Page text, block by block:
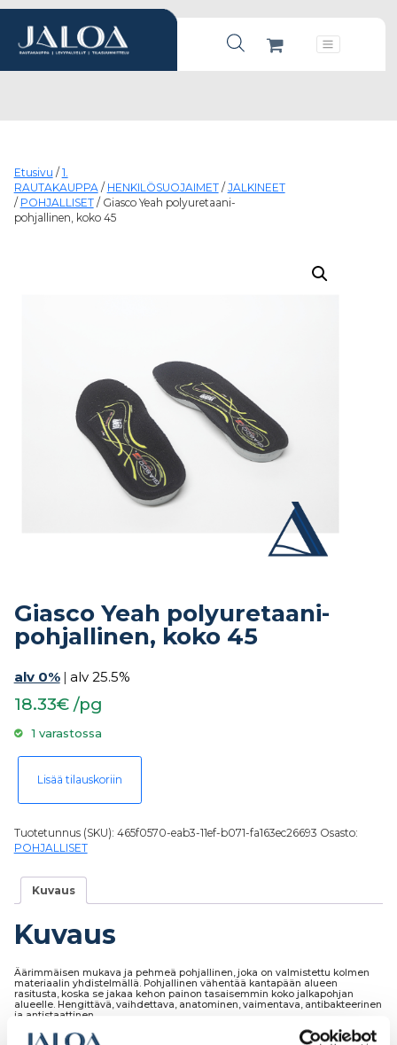
Products search
Päävalikko
Etusivu / 1.
RAUTAKAUPPA/ HENKILÖSUOJAIMET/ JALKINEET
/ POHJALLISET/ Giasco Yeah polyuretaani-
pohjallinen, koko 45
Giasco Yeah polyuretaani-
pohjallinen, koko 45
alv 0% | alv 25.5%
18.33€ /pg
1 varastossa
Giasco Yeah polyuretaani-pohjallinen, koko 45 määrä
Lisää tilauskoriin
Tuotetunnus (SKU): 465f0570-eab3-11ef-b071-fa163ec26693 Osasto:
POHJALLISET
Kuvaus
Kuvaus
Äärimmäisen mukava ja pehmeä pohjallinen, joka on valmistettu kolmen
materiaalin yhdistelmällä. Pohjallinen vähentää kantapään alueen
rasitusta, koska se jakaa kehon painon tasaisemmin koko jalkapohjan
alueelle. Hengittävä, vaihdettava, anatominen, vaimentava, antibakteerinen
ja antistaattinen.